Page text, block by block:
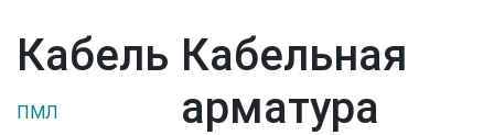
Кабель
ПМЛ
Кабельная
арматура